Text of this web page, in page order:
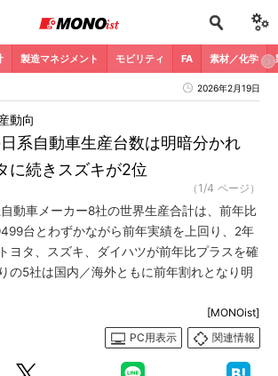
製造マネジメント モビリティ FA 素材／化学
2026年2月19日
系自動車生産台数は明暗分かれ
に続きスズキが2位
動向
（1/4 ページ）
動車メーカー8社の世界生産合計は、前年比
台とわずかながら前年実績を上回り、2年
ヨタ、スズキ、ダイハツが前年比プラスを確
の5社は国内／海外ともに前年割れとなり明
[MONOist]
PC用表示
関連情報